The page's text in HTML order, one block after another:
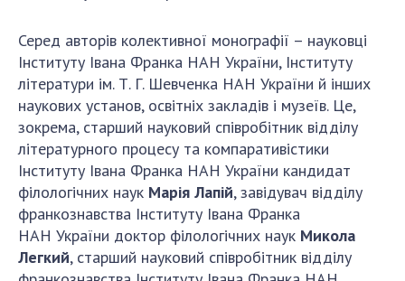
Серед авторів колективної монографії – науковці
Інституту Івана Франка НАН України, Інституту
літератури ім. Т. Г. Шевченка НАН України й інших
наукових установ, освітніх закладів і музеїв. Це,
зокрема, старший науковий співробітник відділу
літературного процесу та компаративістики
Інституту Івана Франка НАН України кандидат
філологічних наук Марія Лапій, завідувач відділу
франкознавства Інституту Івана Франка
НАН України доктор філологічних наук Микола
Легкий, старший науковий співробітник відділу